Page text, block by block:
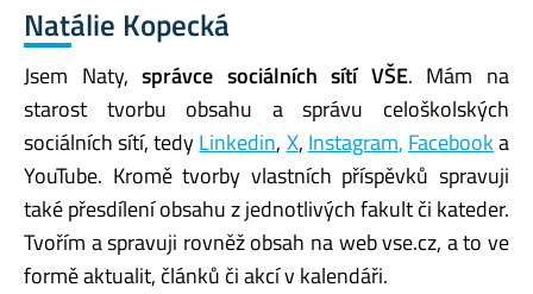
Natálie Kopecká
Jsem Naty,správce sociálních sítí VŠE. Mám na
starost tvorbu obsahu a správu celoškolských
sociálních sítí,tedyLinkedin, X, Instagram, Facebooka
YouTube. Kromě tvorby vlastních příspěvků spravuji
taképřesdíleníobsahu z jednotlivých fakult či kateder.
Tvořím a spravuji rovněžobsah na web vse.cz, a to ve
forměaktualit, článků či akcí v kalendáři.